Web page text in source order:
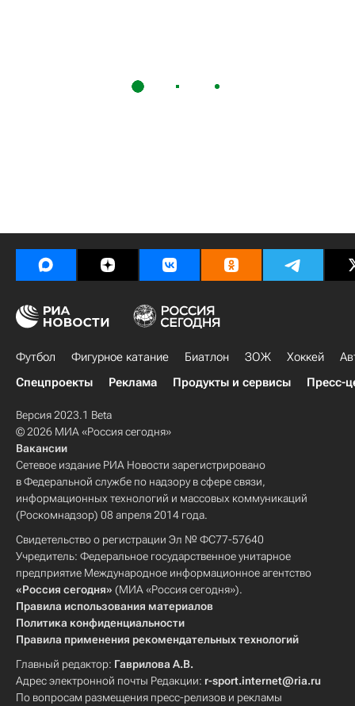
Футбол Фигурное катание Биатлон ЗОЖ Хоккей
Спецпроекты
Реклама Продукты и сервисы Пресс-
Версия 2023.1 Beta
© 2026 МИА «Россия сегодня»
Вакансии
Сетевое издание РИА Новости зарегистрировано
в Федеральной службе по надзору в сфере связи,
информационных технологий и массовых коммуникаций
(Роскомнадзор) 08 апреля 2014 года.
Свидетельство о регистрации Эл № ФС77-57640
Учредитель: Федеральное государственное унитарное
предприятие Международное информационное агентство
«Россия сегодня» (МИА «Россия сегодня»).
Правила использования материалов
Политика конфиденциальности
Правила применения рекомендательных технологий
Главный редактор: Гаврилова А.В.
Адрес электронной почты Редакции: r-sport.internet@ria.ru
По вопросам размещения пресс-релизов и рекламы